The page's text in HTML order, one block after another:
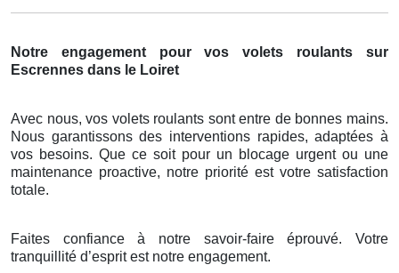
Notre engagement pour vos volets roulants sur
Escrennes dans le Loiret
Avec nous, vos volets roulants sont entre de bonnes mains.
Nous garantissons des interventions rapides, adaptées à
vos besoins. Que ce soit pour un blocage urgent ou une
maintenance proactive, notre priorité est votre satisfaction
totale.
Faites confiance à notre savoir-faire éprouvé. Votre
tranquillité d’esprit est notre engagement.